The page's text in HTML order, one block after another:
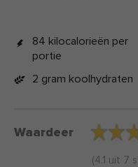
84 kilocalorieën per
portie
2 gram koolhydraten
Waardeer
(4.1 uit 7